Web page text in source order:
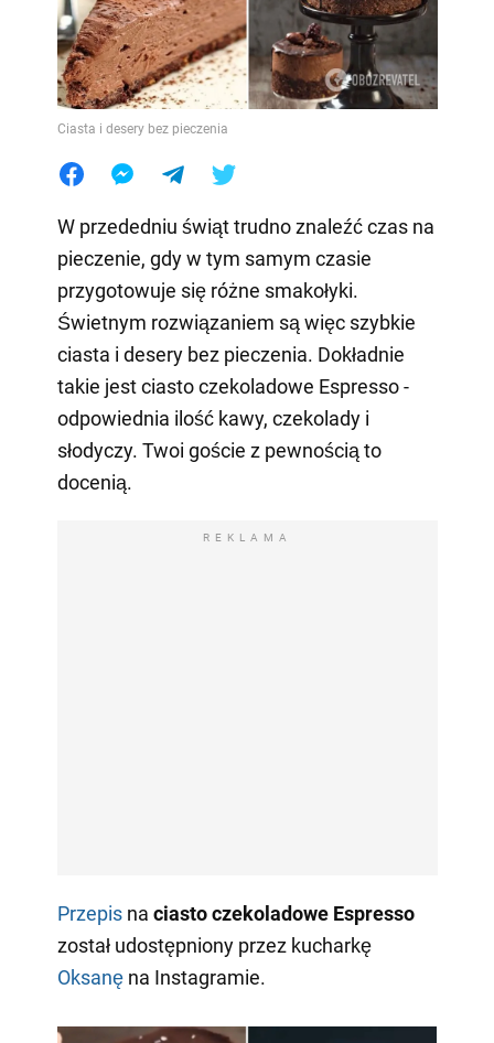
Ciasta i desery bez pieczenia
W przededniu świąt trudno znaleźć czas na
pieczenie, gdy w tym samym czasie
przygotowuje się różne smakołyki.
Świetnym rozwiązaniem są więc szybkie
ciasta i desery bez pieczenia. Dokładnie
takie jest ciasto czekoladowe Espresso -
odpowiednia ilość kawy, czekolady i
słodyczy. Twoi goście z pewnością to
docenią.
REKLAMA
Przepisna ciasto czekoladowe Espresso
został udostępniony przez kucharkę
Oksanęna Instagramie.